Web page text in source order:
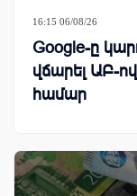
16:15 06/08/26
Google-ը
վճարել ԱԲ-
համար